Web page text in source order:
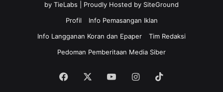
by TieLabs | Proudly Hosted by SiteGround
Profil
Info Pemasangan Iklan
Info Langganan Koran dan Epaper
Tim Redaksi
Pedoman Pemberitaan Media Siber
Facebook YouTubeInstagram